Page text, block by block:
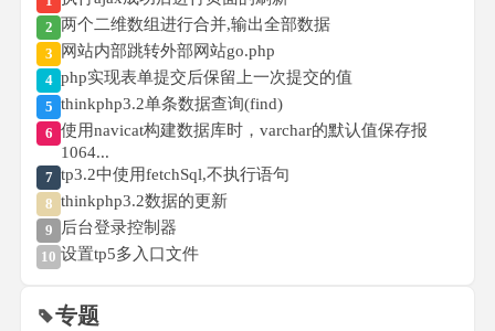
2 两个二维数组进行合并,输出全部数据
3 网站内部跳转外部网站go.php
4 php实现表单提交后保留上一次提交的值
5 thinkphp3.2单条数据查询(find)
6 使用navicat构建数据库时，varchar的默认值保存报
1064...
7 tp3.2中使用fetchSql,不执行语句
8 thinkphp3.2数据的更新
9 后台登录控制器
10 设置tp5多入口文件
专题